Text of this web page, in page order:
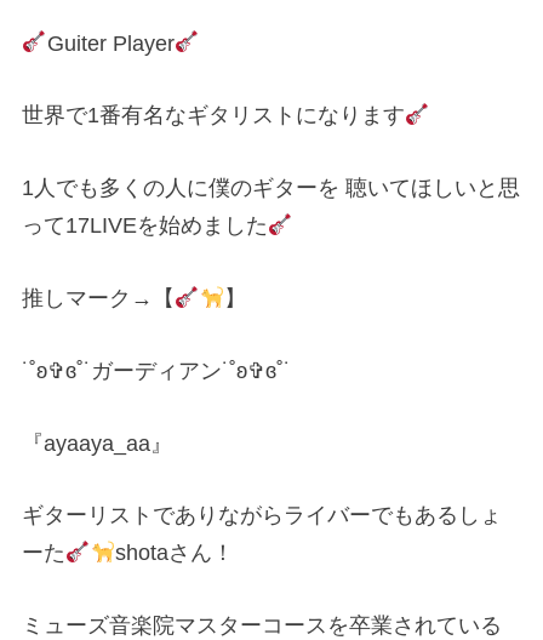
Guiter Player
世界で1番有名なギタリストになります
1人でも多くの人に僕のギターを 聴いてほしいと思
って17LIVEを始めました
推しマーク→【 】
˙˚ʚ✞ɞ˚˙ガーディアン˙˚ʚ✞ɞ˚˙
『ayaaya_aa』
ギターリストでありながらライバーでもある しょ
ーた
shotaさん！
ミューズ音楽院マスターコースを卒業されている